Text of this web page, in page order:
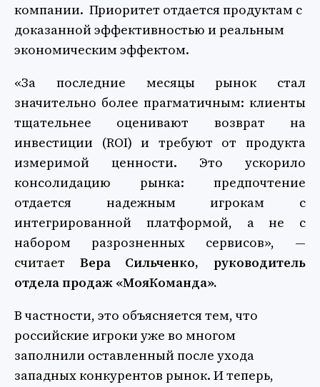
компании. Приоритет отдается продуктам с
доказанной эффективностью и реальным
экономическим эффектом.
«За последние месяцы рынок стал
значительно более прагматичным: клиенты
тщательнее оценивают возврат на
инвестиции (ROI) и требуют от продукта
измеримой ценности. Это ускорило
консолидацию рынка: предпочтение
отдается надежным игрокам с
интегрированной платформой, а не с
набором разрозненных сервисов», —
считает Вера Сильченко, руководитель
отдела продаж «МояКоманда».
В частности, это объясняется тем, что
российские игроки уже во многом
заполнили оставленный после ухода
западных конкурентов рынок. И теперь,